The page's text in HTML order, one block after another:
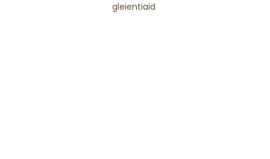
gleientiaid